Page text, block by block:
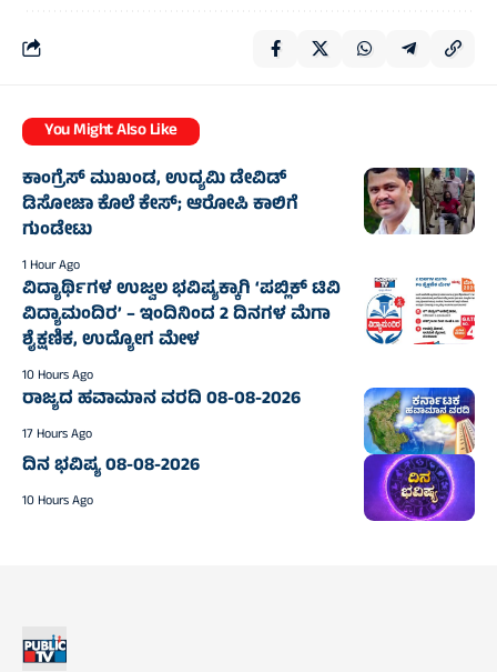
You Might Also Like
ಕಾಂಗ್ರೆಸ್‌ ಮುಖಂಡ, ಉದ್ಯಮಿ ಡೇವಿಡ್‌
ಡಿಸೋಜಾ ಕೊಲೆ ಕೇಸ್;‌ ಆರೋಪಿ ಕಾಲಿಗೆ
ಗುಂಡೇಟು
1 Hour Ago
ವಿದ್ಯಾರ್ಥಿಗಳ ಉಜ್ವಲ ಭವಿಷ್ಯಕ್ಕಾಗಿ ‘ಪಬ್ಲಿಕ್ ಟಿವಿ
ವಿದ್ಯಾಮಂದಿರ’ – ಇಂದಿನಿಂದ 2 ದಿನಗಳ ಮೆಗಾ
ಶೈಕ್ಷಣಿಕ, ಉದ್ಯೋಗ ಮೇಳ
10 Hours Ago
ರಾಜ್ಯದ ಹವಾಮಾನ ವರದಿ 08-08-2026
17 Hours Ago
ದಿನ ಭವಿಷ್ಯ 08-08-2026
10 Hours Ago